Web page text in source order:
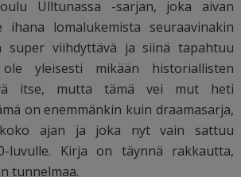
Ulltunassa -sarjan, joka aivan
ihana lomalukemista seuraavinakin
super viihdyttävä ja siinä tapahtuu
yleisesti mikään historiallisten
itse, mutta tämä vei mut heti
on enemmänkin kuin draamasarja,
ajan ja joka nyt vain sattuu
luvulle. Kirja on täynnä rakkautta,
tunnelmaa.